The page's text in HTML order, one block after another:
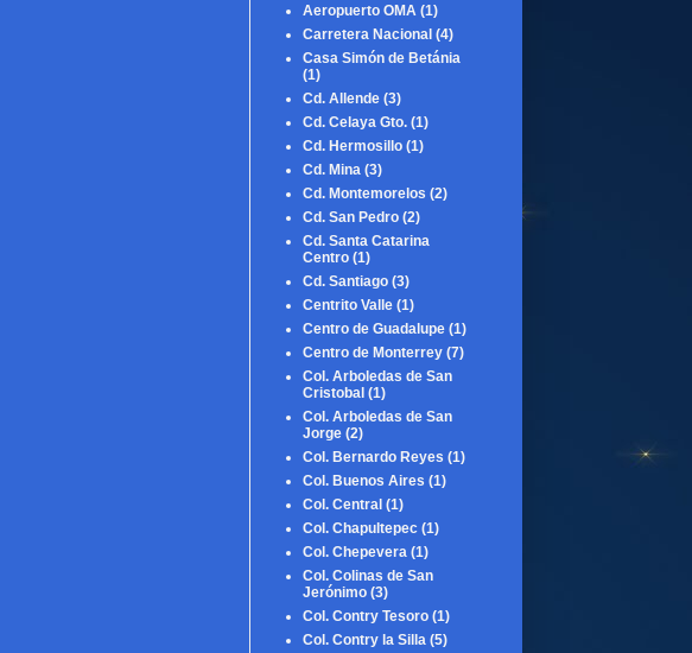
Aeropuerto OMA (1)
Carretera Nacional (4)
Casa Simón de Betánia
(1)
Cd. Allende (3)
Cd. Celaya Gto. (1)
Cd. Hermosillo (1)
Cd. Mina (3)
Cd. Montemorelos (2)
Cd. San Pedro (2)
Cd. Santa Catarina
Centro (1)
Cd. Santiago (3)
Centrito Valle (1)
Centro de Guadalupe (1)
Centro de Monterrey (7)
Col. Arboledas de San
Cristobal (1)
Col. Arboledas de San
Jorge (2)
Col. Bernardo Reyes (1)
Col. Buenos Aires (1)
Col. Central (1)
Col. Chapultepec (1)
Col. Chepevera (1)
Col. Colinas de San
Jerónimo (3)
Col. Contry Tesoro (1)
Col. Contry la Silla (5)